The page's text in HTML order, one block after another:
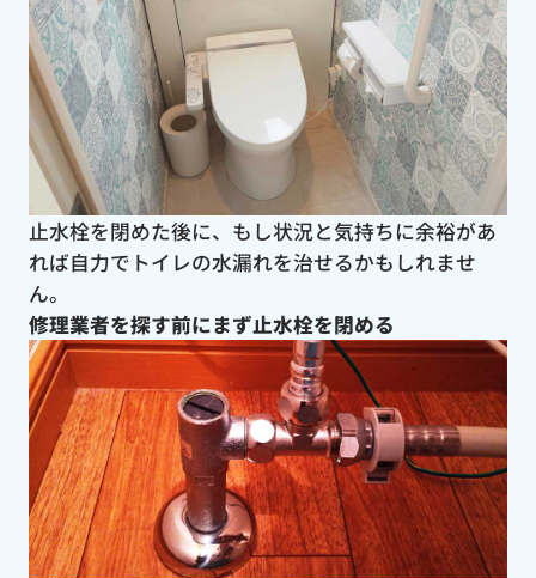
止水栓を閉めた後に、もし状況と気持ちに余裕があ
れば自力でトイレの水漏れを治せるかもしれませ
ん。
修理業者を探す前にまず止水栓を閉める